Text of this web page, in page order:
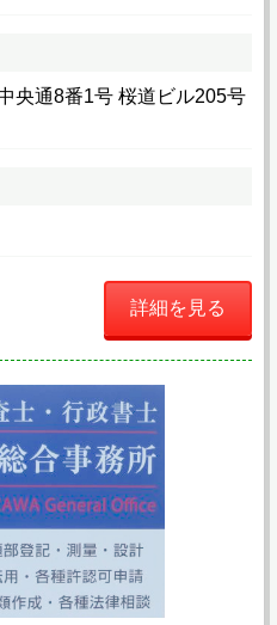
央通8番1号 桜道ビル205号
詳細を見る